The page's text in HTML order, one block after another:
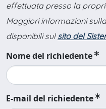
effettuata presso la
Maggiori informazioni
disponibili sul sito del
Nome del richiedente
E-mail del richiedente